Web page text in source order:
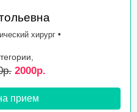
хирург •
2000р.
прием